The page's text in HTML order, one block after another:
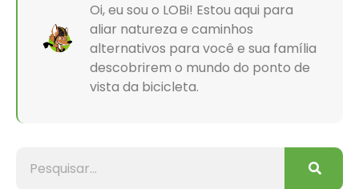
Oi, eu sou o LOBi! Estou aqui para
aliar natureza e caminhos
alternativos para você e sua família
descobrirem o mundo do ponto de
vista da bicicleta.